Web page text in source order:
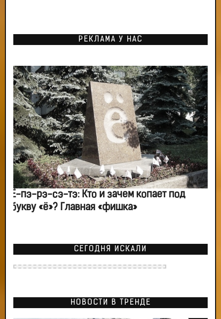
РЕКЛАМА У НАС
Ё-пэ-рэ-сэ-тэ: Кто и зачем копает под
букву «ё»? Главная «фишка»
СЕГОДНЯ ИСКАЛИ
НОВОСТИ В ТРЕНДЕ